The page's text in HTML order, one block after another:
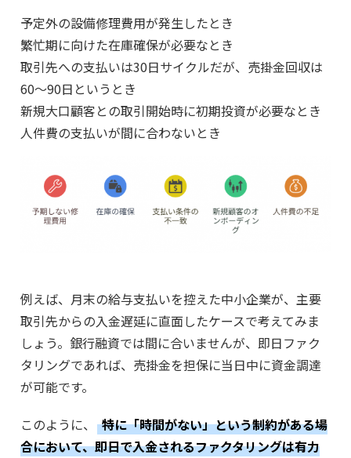
予定外の設備修理費用が発生したとき
繁忙期に向けた在庫確保が必要なとき
取引先への支払いは30日サイクルだが、売掛金回収は
60〜90日というとき
新規大口顧客との取引開始時に初期投資が必要なとき
人件費の支払いが間に合わないとき
例えば、月末の給与支払いを控えた中小企業が、主要
取引先からの入金遅延に直面したケースで考えてみま
しょう。銀行融資では間に合いませんが、即日ファク
タリングであれば、売掛金を担保に当日中に資金調達
が可能です。
このように、
特に「時間がない」という制約がある場
合において、即日で入金されるファクタリングは有力